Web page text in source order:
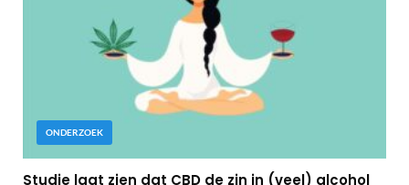
ONDERZOEK
Studie laat zien dat CBD de zin in (veel) alcohol